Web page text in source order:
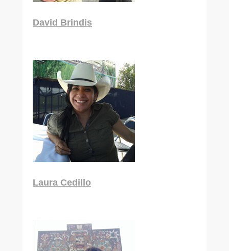
David Brindis
Laura Cedillo